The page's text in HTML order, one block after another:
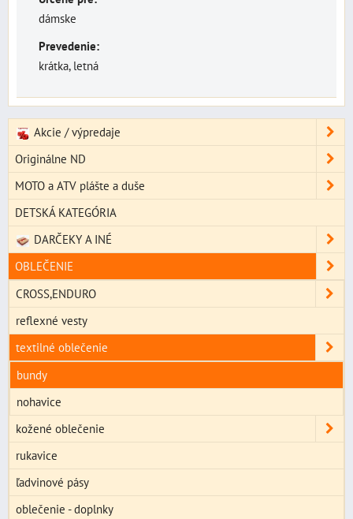
dámske
Prevedenie:
krátka, letná
Akcie / výpredaje
Originálne ND
MOTO a ATV plášte a duše
DETSKÁ KATEGÓRIA
DARČEKY A INÉ
OBLEČENIE
CROSS,ENDURO
reflexné vesty
textilné oblečenie
bundy
nohavice
kožené oblečenie
rukavice
ľadvinové pásy
oblečenie - doplnky